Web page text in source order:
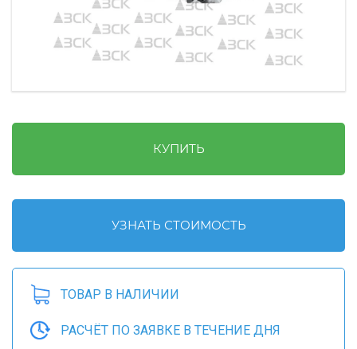
КУПИТЬ
УЗНАТЬ СТОИМОСТЬ
ТОВАР В НАЛИЧИИ
РАСЧЁТ ПО ЗАЯВКЕ В ТЕЧЕНИЕ ДНЯ